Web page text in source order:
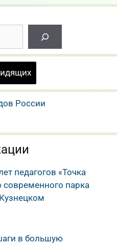
России
педагогов «Точка
современного парка
в большую